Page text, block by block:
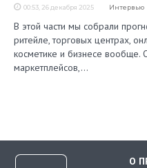
00:53, 26 декабря 2025 Интервью
В этой части мы собрали
ритейле, торговых центрах,
косметике и бизнесе
маркетплейсов,…
О